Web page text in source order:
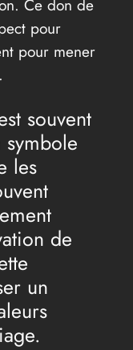
Ce don de
pour
pour mener
souvent
les
de
un